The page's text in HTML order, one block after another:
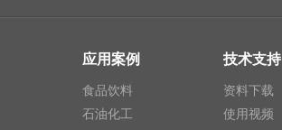
应用案例
食品饮料
石油化工
技术支持
资料下载
使用视频